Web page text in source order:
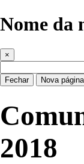
Nome da
×
Fechar Nova página
2018